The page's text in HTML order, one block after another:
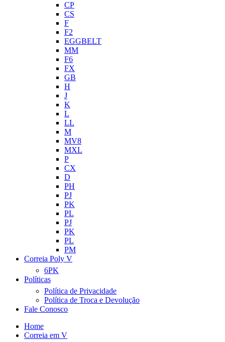
CP
CS
F
F2
EGGBELT
MM
F6
FX
GB
H
J
K
L
LL
M
MV8
MXL
P
CX
D
PH
PJ
PK
PL
PJ
PK
PL
PM
Correia Poly V
6PK
Políticas
Política de Privacidade
Política de Troca e Devolução
Fale Conosco
Home
Correia em V